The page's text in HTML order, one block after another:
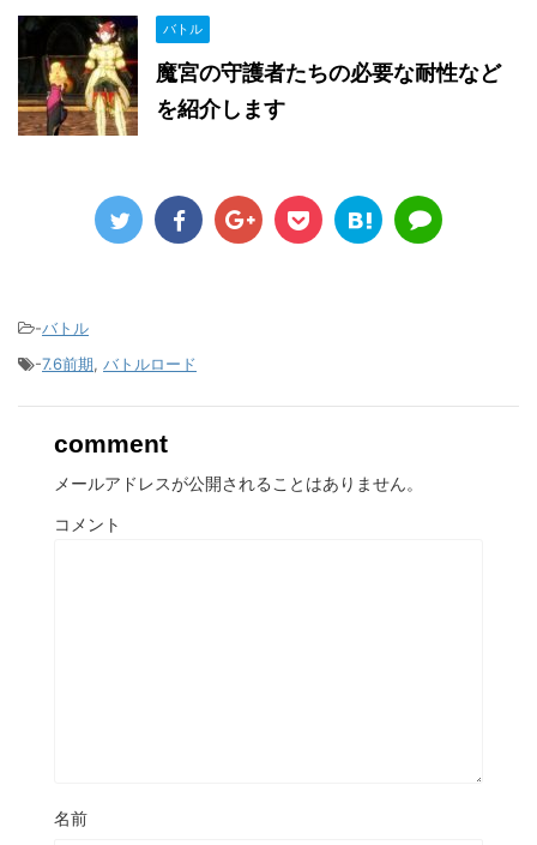
バトル
魔宮の守護者たちの必要な耐性など
を紹介します
-バトル
-7.6前期, バトルロード
comment
メールアドレスが公開されることはありません。
コメント
名前